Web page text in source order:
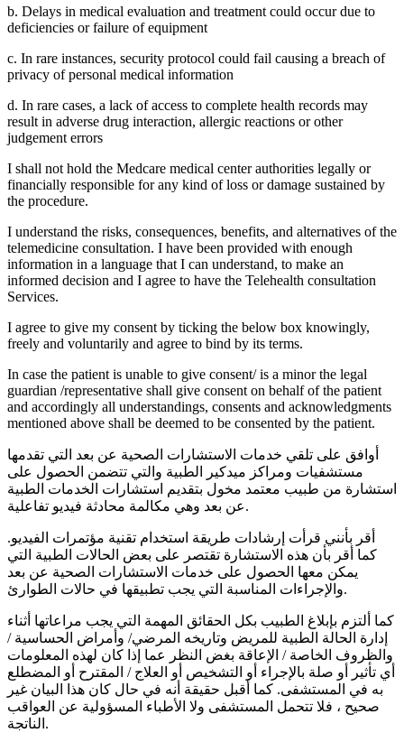
b. Delays in medical evaluation and treatment could occur due to
deficiencies or failure of equipment
c. In rare instances, security protocol could fail causing a breach of
privacy of personal medical information
d. In rare cases, a lack of access to complete health records may
result in adverse drug interaction, allergic reactions or other
judgement errors
I shall not hold the Medcare medical center authorities legally or
financially responsible for any kind of loss or damage sustained by
the procedure.
I understand the risks, consequences, benefits, and alternatives of the
telemedicine consultation. I have been provided with enough
information in a language that I can understand, to make an
informed decision and I agree to have the Telehealth consultation
Services.
I agree to give my consent by ticking the below box knowingly,
freely and voluntarily and agree to bind by its terms.
In case the patient is unable to give consent/ is a minor the legal
guardian /representative shall give consent on behalf of the patient
and accordingly all understandings, consents and acknowledgments
mentioned above shall be deemed to be consented by the patient.
أوافق على تلقي خدمات الاستشارات الصحية عن بعد التي تقدمها
مستشفيات ومراكز ميدكير الطبية والتي تتضمن الحصول على
استشارة من طبيب معتمد مخول بتقديم استشارات الخدمات الطبية
عن بعد وهي مكالمة محادثة فيديو تفاعلية.
أقر بأنني قرأت إرشادات طريقة استخدام تقنية مؤتمرات الفيديو.
كما أقر بأن هذه الاستشارة تقتصر على بعض الحالات الطبية التي
يمكن معها الحصول على خدمات الاستشارات الصحية عن بعد
والإجراءات المناسبة التي يجب تطبيقها في حالات الطوارئ.
كما ألتزم بإبلاغ الطبيب بكل الحقائق المهمة التي يجب مراعاتها أثناء
إدارة الحالة الطبية للمريض وتاريخه المرضي/ وأمراض الحساسية /
والظروف الخاصة / الإعاقة بغض النظر عما إذا كان لهذه المعلومات
أي تأثير أو صلة بالإجراء أو التشخيص أو العلاج / المقترح أو المضطلع
به في المستشفى. كما أقبل حقيقة أنه في حال كان هذا البيان غير
صحيح ، فلا تتحمل المستشفى ولا الأطباء المسؤولية عن العواقب
الناتجة.